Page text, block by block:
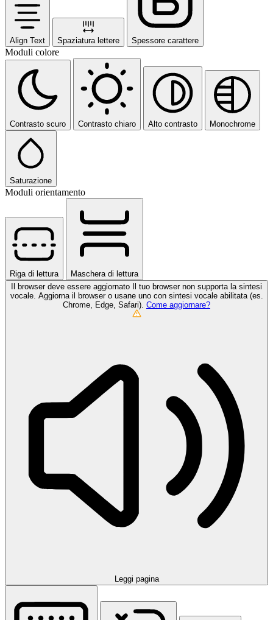
Align Text Spaziatura lettere Spessore carattere
Moduli colore
Contrasto scuro Contrasto chiaro Alto contrasto Monochrome
Saturazione
Moduli orientamento
Riga di lettura
Maschera di lettura
Il browser deve essere aggiornato
Il tuo browser non supporta la sintesi
vocale. Aggiorna il browser o usane uno con sintesi vocale abilitata (es.
Chrome, Edge, Safari). Come aggiornare?
Leggi pagina